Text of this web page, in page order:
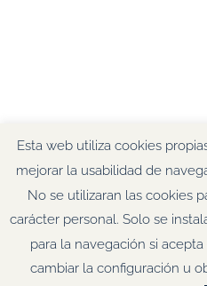
Esta web utiliza cookies
mejorar la usabilidad de
No se utilizaran las cookies
carácter personal. Solo se
para la navegación si
cambiar la configuración u